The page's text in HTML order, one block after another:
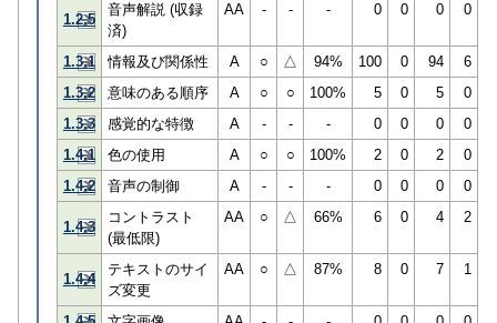
1.2.5
音声解説 (収録
済)
AA - - - 0 0 0 0
1.3.1 情報及び関係性 A ○ △ 94% 100 0 94
6
1.3.2
意味のある順序 A ○ ○ 100% 5 0 5
0
1.3.3
感覚的な特徴 A - - - 0 0 0
0
1.4.1
色の使用 A ○ ○ 100% 2 0 2
0
1.4.2
音声の制御 A - - - 0 0 0 0
1.4.3
コントラスト
(最低限)
AA ○ △ 66% 6 0 4 2
1.4.4
テキストのサイ
ズ変更
AA ○ △ 87% 8 0 7 1